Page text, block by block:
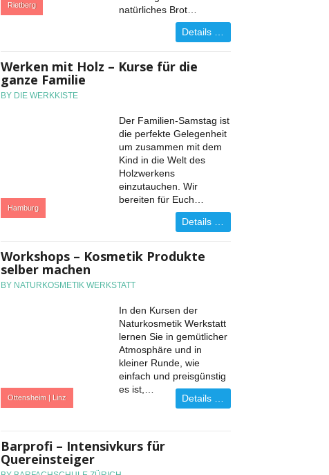
Rietberg
natürliches Brot…
Details …
Werken mit Holz – Kurse für die
ganze Familie
BY DIE WERKKISTE
Hamburg
Der Familien-Samstag ist
die perfekte Gelegenheit
um zusammen mit dem
Kind in die Welt des
Holzwerkens
einzutauchen. Wir
bereiten für Euch…
Details …
Workshops – Kosmetik Produkte
selber machen
BY NATURKOSMETIK WERKSTATT
Ottensheim | Linz
In den Kursen der
Naturkosmetik Werkstatt
lernen Sie in gemütlicher
Atmosphäre und in
kleiner Runde, wie
einfach und preisgünstig
es ist,…
Details …
Barprofi – Intensivkurs für
Quereinsteiger